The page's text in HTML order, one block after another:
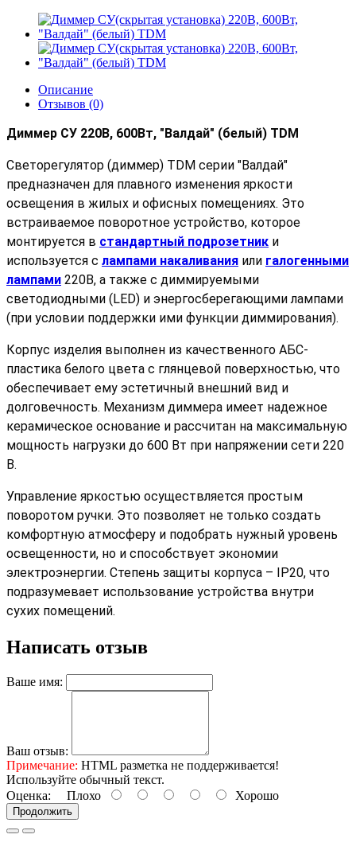
Описание
Отзывов (0)
Диммер СУ 220В, 600Вт, "Валдай" (белый) TDM
Светорегулятор (диммер) TDM серии "Валдай"
предназначен для плавного изменения яркости
освещения в жилых и офисных помещениях. Это
встраиваемое поворотное устройство, которое
монтируется в стандартный подрозетник и
используется с лампами накаливания или галогенными
лампами 220В, а также с диммируемыми
светодиодными (LED) и энергосберегающими лампами
(при условии поддержки ими функции диммирования).
Корпус изделия выполнен из качественного АБС-
пластика белого цвета с глянцевой поверхностью, что
обеспечивает ему эстетичный внешний вид и
долговечность. Механизм диммера имеет надежное
керамическое основание и рассчитан на максимальную
мощность нагрузки до 600 Вт при напряжении сети 220
В.
Управление яркостью осуществляется простым
поворотом ручки. Это позволяет не только создать
комфортную атмосферу и подобрать нужный уровень
освещенности, но и способствует экономии
электроэнергии. Степень защиты корпуса – IP20, что
подразумевает использование устройства внутри
сухих помещений.
Написать отзыв
Ваше имя:
Ваш отзыв:
Примечание: HTML разметка не поддерживается!
Используйте обычный текст.
Оценка: Плохо Хорошо
Продолжить